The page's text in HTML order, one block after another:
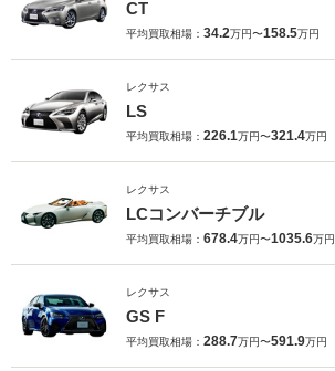
CT
平均買取相場： 34.2万円〜158.5万円
レクサス
LS
平均買取相場： 226.1万円〜321.4万円
レクサス
LCコンバーチブル
平均買取相場： 678.4万円〜1035.6万円
レクサス
GS F
平均買取相場： 288.7万円〜591.9万円